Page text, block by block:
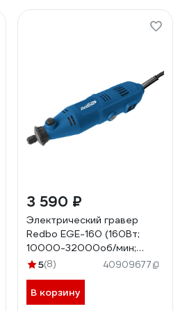
3 590 ₽
Электрический гравер
Redbo EGE-160 (160Вт;
10000-32000об/мин;
3,2мм) 40344
5(8) 40909677
В корзину